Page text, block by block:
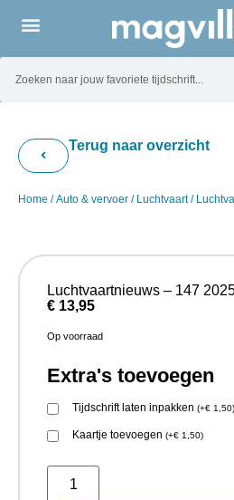
Terug naar overzicht
Home /Auto & vervoer / Luchtvaart/
Luchtvaartnieuws – 147
€ 13,95
Op voorraad
Extra's toevoegen
Tijdschrift laten inpakken (+€ 1,50)
Kaartje toevoegen (+€ 1,50)